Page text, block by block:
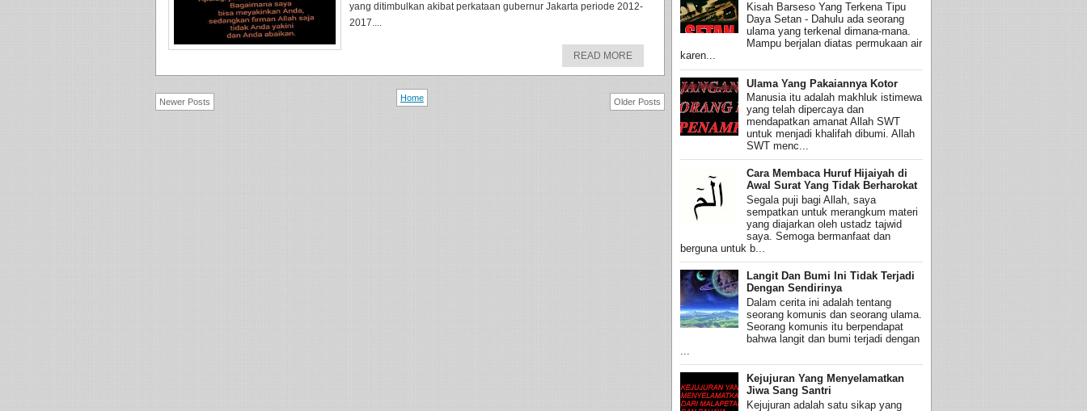
yang ditimbulkan akibat perkataan gubernur Jakarta periode 2012-
2017....
READ MORE
Newer Posts Older Posts
Home
Kisah Barseso Yang Terkena Tipu
Daya Setan - Dahulu ada seorang
ulama yang terkenal dimana-mana.
Mampu berjalan diatas permukaan air
karen...
Ulama Yang Pakaiannya Kotor
Manusia itu adalah makhluk istimewa
yang telah dipercaya dan
mendapatkan amanat Allah SWT
untuk menjadi khalifah dibumi. Allah
SWT menc...
Cara Membaca Huruf Hijaiyah di
Awal Surat Yang Tidak Berharokat
Segala puji bagi Allah, saya
sempatkan untuk merangkum materi
yang diajarkan oleh ustadz tajwid
saya. Semoga bermanfaat dan
berguna untuk b...
Langit Dan Bumi Ini Tidak Terjadi
Dengan Sendirinya
Dalam cerita ini adalah tentang
seorang komunis dan seorang ulama.
Seorang komunis itu berpendapat
bahwa langit dan bumi terjadi dengan
Kejujuran Yang Menyelamatkan
Jiwa Sang Santri
Kejujuran adalah satu sikap yang